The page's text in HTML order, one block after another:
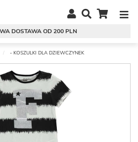
DOSTAWA OD 200 PLN
- KOSZULKI DLA DZIEWCZYNEK